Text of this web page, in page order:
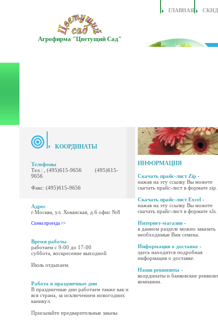
Агрофирма "Цветущий Сад"
ГЛАВНАЯ
КООРДИНАТЫ
Телефоны
Тел.: , (495)615-9656 (495)615-
9656
Факс: (495)615-9656
Адрес
г.Москва, ул. Хованская, д.6 офис №8
Схема проезда >>
Время работы
работаем с 9-00 до 17-00
суббота, воскресение выходной
Июль отдыхаем.
Работа в праздничные дни
В праздничные дни работаем также как и
вся страна, за исключением новогодних
каникул.
Присылайте предварительные заказы
ИНФОРМАЦИЯ
Скачать прайс-лист Zip -
нажав на эту ссылку Вы можете
скачать прайс-лист в формате zip.
Скачать прайс-лист Excel -
нажав на эту ссылку Вы можете
скачать прайс-лист в формате xls.
Интернет-магазин -
в данном разделе можно заказать
необходимые Вам семена.
Информация о доставке -
здесь находится подробная
информация о доставке.
Наши реквизиты -
координаты и банковские
компании.